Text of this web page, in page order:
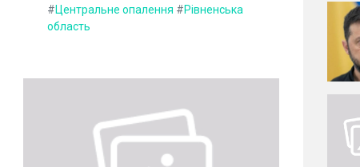
#Центральне опалення #Рівненська
область